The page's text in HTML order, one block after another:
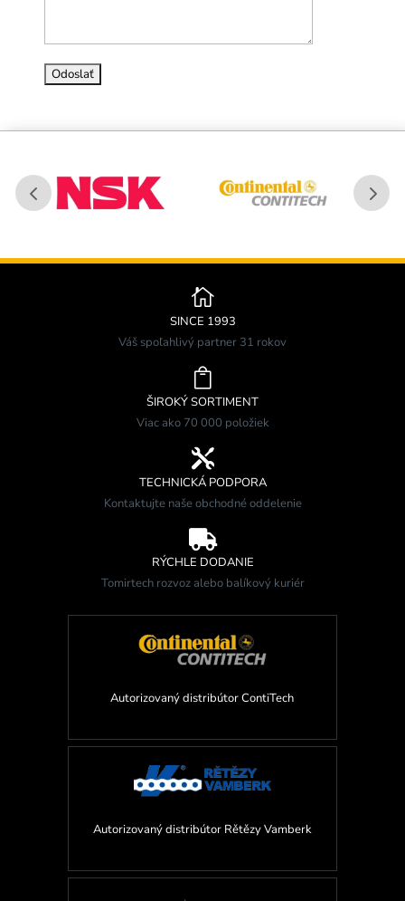

SINCE 1993
Váš spoľahlivý partner 31 rokov

ŠIROKÝ SORTIMENT
Viac ako 70 000 položiek

TECHNICKÁ PODPORA
Kontaktujte naše obchodné oddelenie

RÝCHLE DODANIE
Tomirtech rozvoz alebo balíkový kuriér
Autorizovaný distribútor ContiTech
Autorizovaný distribútor Rětězy Vamberk